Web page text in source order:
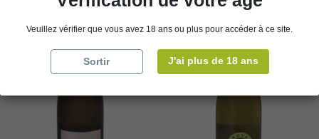
Veuillez vérifier que vous avez 18 ans ou plus pour accéder à ce site.
Sortir J'ai plus de 18 ans